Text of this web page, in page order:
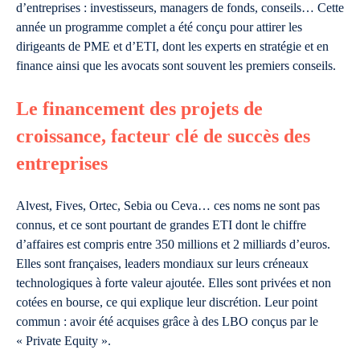
d’entreprises : investisseurs, managers de fonds, conseils… Cette
année un programme complet a été conçu pour attirer les
dirigeants de PME et d’ETI, dont les experts en stratégie et en
finance ainsi que les avocats sont souvent les premiers conseils.
Le financement des projets de
croissance, facteur clé de succès des
entreprises
Alvest, Fives, Ortec, Sebia ou Ceva… ces noms ne sont pas
connus, et ce sont pourtant de grandes ETI dont le chiffre
d’affaires est compris entre 350 millions et 2 milliards d’euros.
Elles sont françaises, leaders mondiaux sur leurs créneaux
technologiques à forte valeur ajoutée. Elles sont privées et non
cotées en bourse, ce qui explique leur discrétion. Leur point
commun : avoir été acquises grâce à des LBO conçus par le
« Private Equity ».